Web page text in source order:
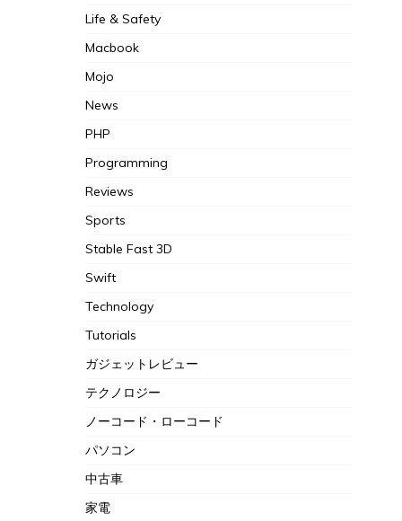
Life & Safety
Macbook
Mojo
News
PHP
Programming
Reviews
Sports
Stable Fast 3D
Swift
Technology
Tutorials
ガジェットレビュー
テクノロジー
ノーコード・ローコード
パソコン
中古車
家電